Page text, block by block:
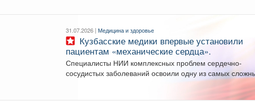
31.07.2026 | Медицина и здоровье
пациентам «механические сердца».
Специалисты НИИ комплексных проблем сердечно-
сосудистых заболеваний освоили одну из самых